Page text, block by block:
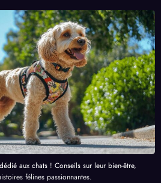
aux chats ! Conseils sur leur bien-être,
félines passionnantes.